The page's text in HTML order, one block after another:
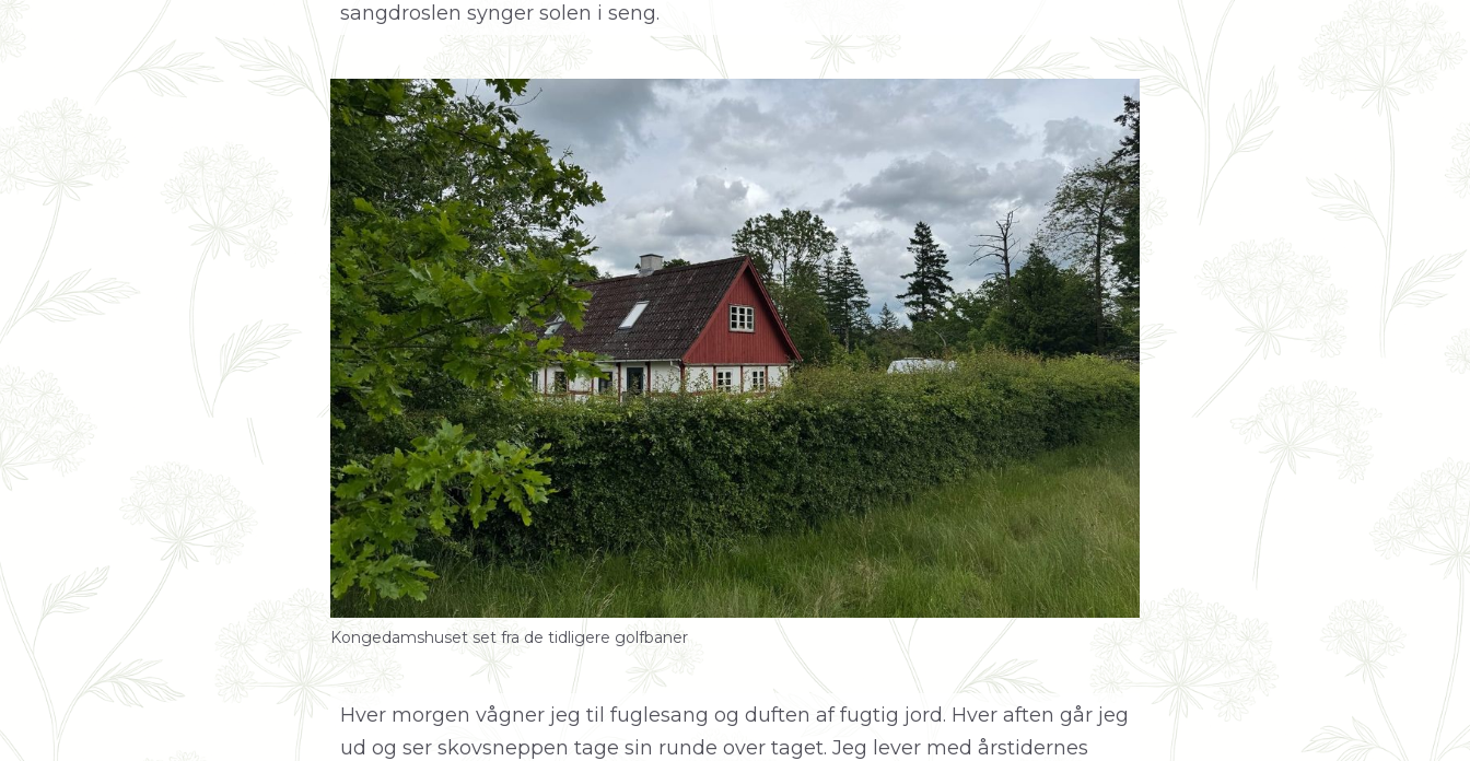
sangdroslen synger solen i seng.
Kongedamshuset set fra de tidligere golfbaner
Hver morgen vågner jeg til fuglesang og duften af fugtig jord. Hver aften går jeg
ud og ser skovsneppen tage sin runde over taget. Jeg lever med årstidernes